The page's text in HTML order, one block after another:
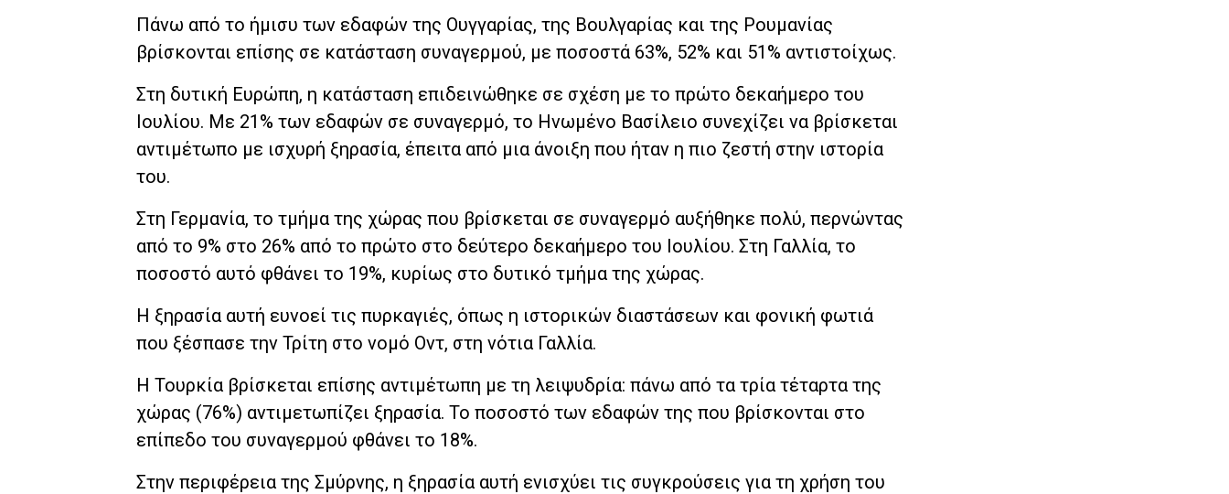
Πάνω από το ήμισυ των εδαφών της Ουγγαρίας, της Βουλγαρίας και της Ρουμανίας
βρίσκονται επίσης σε κατάσταση συναγερμού, με ποσοστά 63%, 52% και 51% αντιστοίχως.
Στη δυτική Ευρώπη, η κατάσταση επιδεινώθηκε σε σχέση με το πρώτο δεκαήμερο του
Ιουλίου. Με 21% των εδαφών σε συναγερμό, το Ηνωμένο Βασίλειο συνεχίζει να βρίσκεται
αντιμέτωπο με ισχυρή ξηρασία, έπειτα από μια άνοιξη που ήταν η πιο ζεστή στην ιστορία
του.
Στη Γερμανία, το τμήμα της χώρας που βρίσκεται σε συναγερμό αυξήθηκε πολύ, περνώντας
από το 9% στο 26% από το πρώτο στο δεύτερο δεκαήμερο του Ιουλίου. Στη Γαλλία, το
ποσοστό αυτό φθάνει το 19%, κυρίως στο δυτικό τμήμα της χώρας.
Η ξηρασία αυτή ευνοεί τις πυρκαγιές, όπως η ιστορικών διαστάσεων και φονική φωτιά
που ξέσπασε την Τρίτη στο νομό Οντ, στη νότια Γαλλία.
Η Τουρκία βρίσκεται επίσης αντιμέτωπη με τη λειψυδρία: πάνω από τα τρία τέταρτα της
χώρας (76%) αντιμετωπίζει ξηρασία. Το ποσοστό των εδαφών της που βρίσκονται στο
επίπεδο του συναγερμού φθάνει το 18%.
Στην περιφέρεια της Σμύρνης, η ξηρασία αυτή ενισχύει τις συγκρούσεις για τη χρήση του